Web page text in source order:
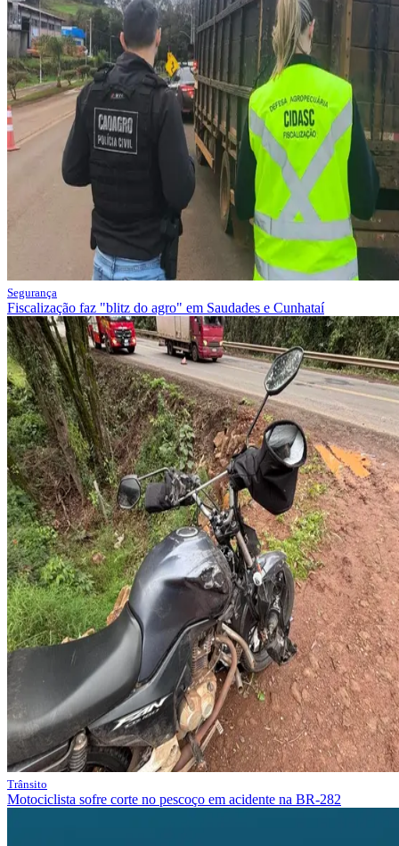
Segurança
Fiscalização faz "blitz do agro" em Saudades e Cunhataí
Trânsito
Motociclista sofre corte no pescoço em acidente na BR-282